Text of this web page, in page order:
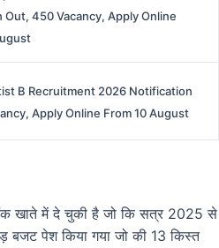
450 Vacancy, Apply Online
B Recruitment 2026 Notification
Apply Online From 10 August
खाते में दे चुकी है जो कि सत्र 2025 से
बजट पेश किया गया जो की 13 किस्त